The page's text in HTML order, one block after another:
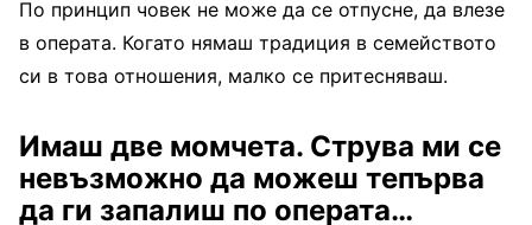
По принцип човек не може да се отпусне, да влезе
в операта. Когато нямаш традиция в семейството
си в това отношения, малко се притесняваш.
Имаш две момчета. Струва ми се
невъзможно да можеш тепърва
да ги запалиш по операта…